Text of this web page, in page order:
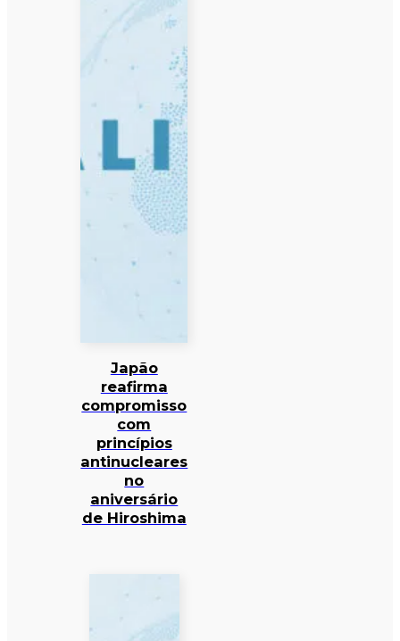
Japão
reafirma
compromisso
com
princípios
antinucleares
no
aniversário
de Hiroshima